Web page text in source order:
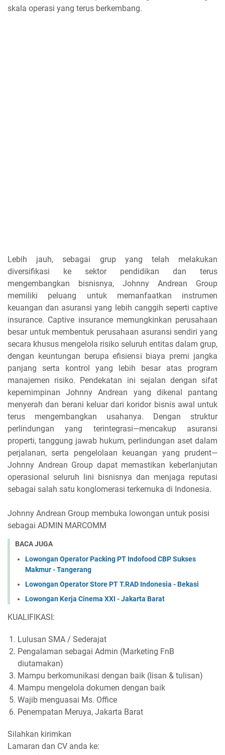
skala operasi yang terus berkembang.
Lebih jauh, sebagai grup yang telah melakukan
diversifikasi ke sektor pendidikan dan terus
mengembangkan bisnisnya, Johnny Andrean Group
memiliki peluang untuk memanfaatkan instrumen
keuangan dan asuransi yang lebih canggih seperti captive
insurance. Captive insurance memungkinkan perusahaan
besar untuk membentuk perusahaan asuransi sendiri yang
secara khusus mengelola risiko seluruh entitas dalam grup,
dengan keuntungan berupa efisiensi biaya premi jangka
panjang serta kontrol yang lebih besar atas program
manajemen risiko. Pendekatan ini sejalan dengan sifat
kepemimpinan Johnny Andrean yang dikenal pantang
menyerah dan berani keluar dari koridor bisnis awal untuk
terus mengembangkan usahanya. Dengan struktur
perlindungan yang terintegrasi—mencakup asuransi
properti, tanggung jawab hukum, perlindungan aset dalam
perjalanan, serta pengelolaan keuangan yang prudent—
Johnny Andrean Group dapat memastikan keberlanjutan
operasional seluruh lini bisnisnya dan menjaga reputasi
sebagai salah satu konglomerasi terkemuka di Indonesia.
Johnny Andrean Group membuka lowongan untuk posisi
sebagai ADMIN MARCOMM
BACA JUGA
Lowongan Operator Packing PT Indofood CBP Sukses
Makmur - Tangerang
Lowongan Operator Store PT T.RAD Indonesia - Bekasi
Lowongan Kerja Cinema XXI - Jakarta Barat
KUALIFIKASI:
Lulusan SMA / Sederajat
Pengalaman sebagai Admin (Marketing FnB
diutamakan)
Mampu berkomunikasi dengan baik (lisan & tulisan)
Mampu mengelola dokumen dengan baik
Wajib menguasai Ms. Office
Penempatan Meruya, Jakarta Barat
Silahkan kirimkan
Lamaran dan CV anda ke: